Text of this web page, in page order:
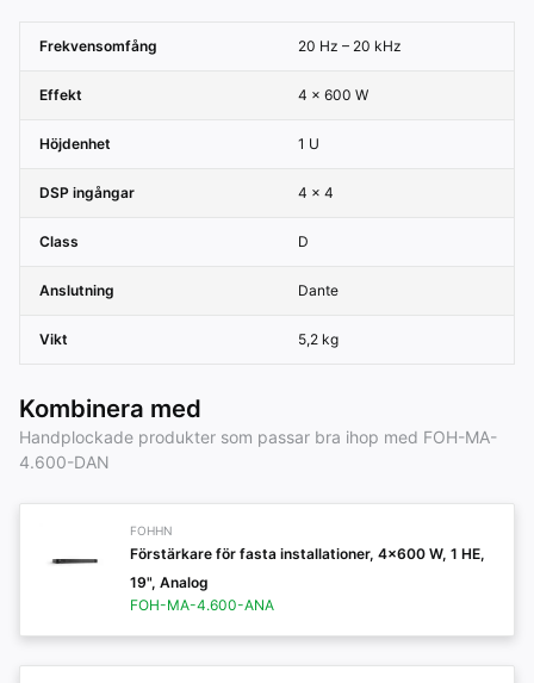
Frekvensomfång 20 Hz – 20 kHz
Effekt 4 × 600 W
Höjdenhet 1 U
DSP ingångar 4 × 4
Class D
Anslutning Dante
Vikt 5,2 kg
Kombinera med
Handplockade produkter som passar bra ihop med FOH-MA-
4.600-DAN
FOHHN
Förstärkare för fasta installationer, 4x600 W, 1 HE,
19", Analog
FOH-MA-4.600-ANA